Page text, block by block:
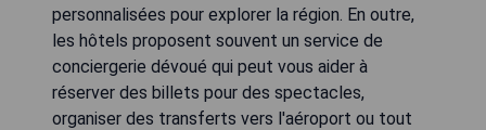
personnalisées pour explorer la région. En outre,
les hôtels proposent souvent un service de
conciergerie dévoué qui peut vous aider à
réserver des billets pour des spectacles,
organiser des transferts vers l'aéroport ou tout